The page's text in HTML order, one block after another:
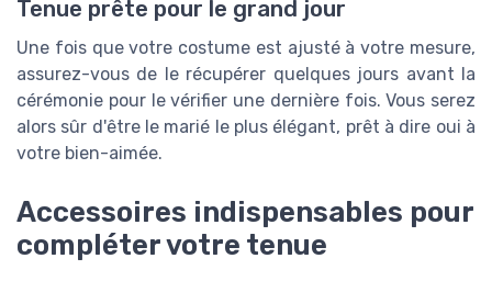
Tenue prête pour le grand jour
Une fois que votre costume est ajusté à votre mesure,
assurez-vous de le récupérer quelques jours avant la
cérémonie pour le vérifier une dernière fois. Vous serez
alors sûr d'être le marié le plus élégant, prêt à dire oui à
votre bien-aimée.
Accessoires indispensables pour
compléter votre tenue